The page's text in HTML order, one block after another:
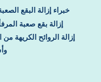
خبراء إزالة البقع
إزالة بقع صعبة
إزالة الروائح الكريهة